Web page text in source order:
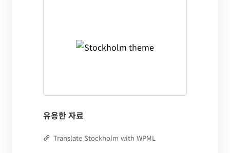
유용한 자료
Translate Stockholm with WPML